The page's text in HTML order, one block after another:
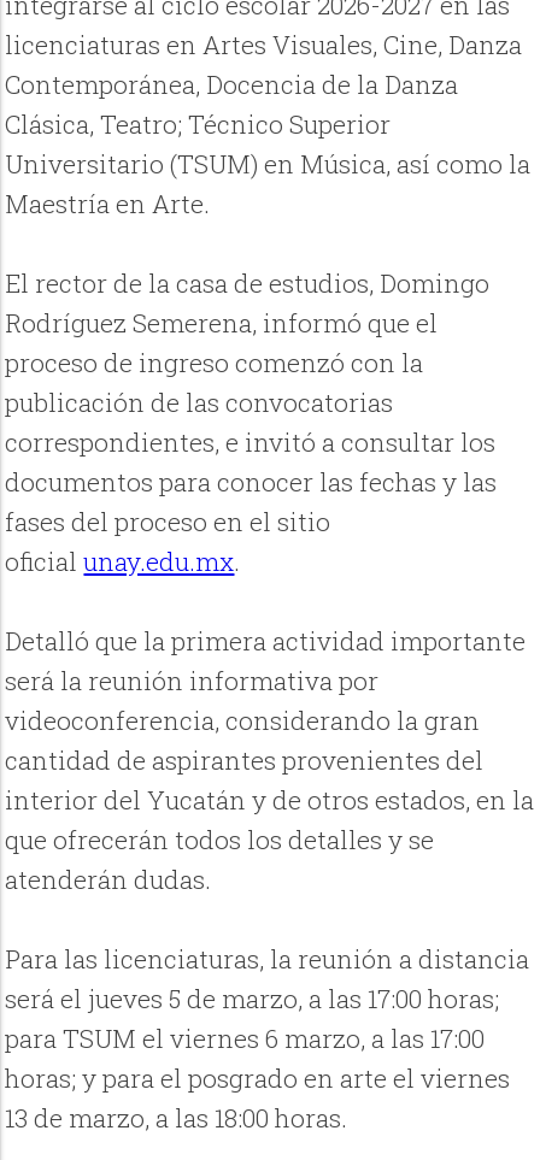
licenciaturas en Artes Visuales, Cine, Danza
Contemporánea, Docencia de la Danza
Clásica, Teatro; Técnico Superior
Universitario (TSUM) en Música, así como la
Maestría en Arte.
El rector de la casa de estudios, Domingo
Rodríguez Semerena, informó que el
proceso de ingreso comenzó con la
publicación de las convocatorias
correspondientes, e invitó a consultar los
documentos para conocer las fechas y las
fases del proceso en el sitio
oficialunay.edu.mx.
Detalló que la primera actividad importante
será la reunión informativa por
videoconferencia, considerando la gran
cantidad de aspirantes provenientes del
interior del Yucatán y de otros estados, en la
que ofrecerán todos los detalles y se
atenderán dudas.
Para las licenciaturas, la reunión a distancia
será el jueves 5 de marzo, a las 17:00 horas;
para TSUM el viernes 6 marzo, a las 17:00
horas; y para el posgrado en arte el viernes
13 de marzo, a las 18:00 horas.